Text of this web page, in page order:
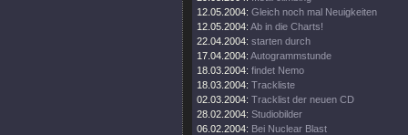
12.05.2004: Gleich noch mal Neuigkeiten
12.05.2004: Ab in die Charts!
22.04.2004: starten durch
17.04.2004: Autogrammstunde
18.03.2004: findet Nemo
18.03.2004: Trackliste
02.03.2004: Tracklist der neuen CD
28.02.2004: Studiobilder
06.02.2004: Bei Nuclear Blast